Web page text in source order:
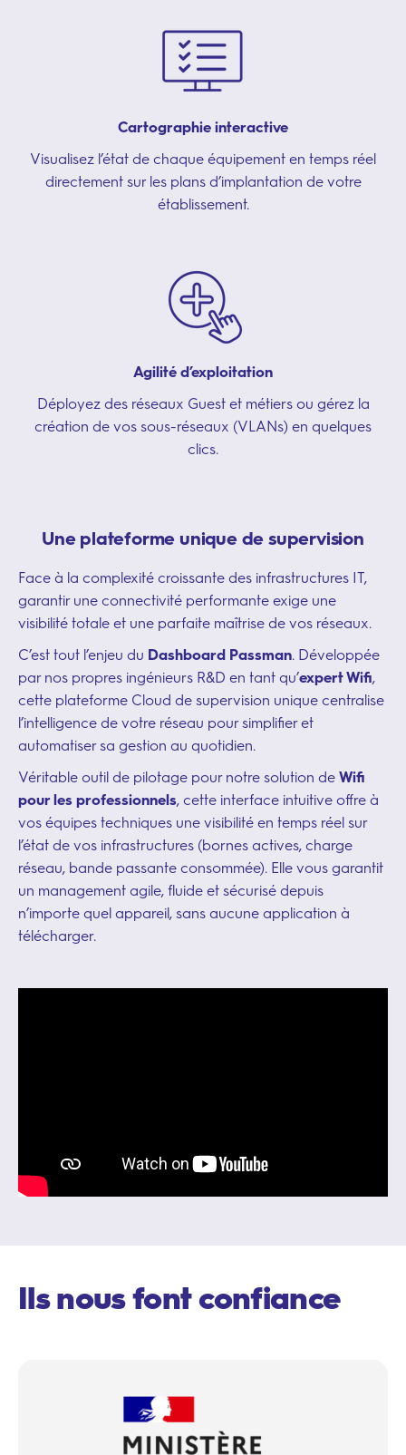
Cartographie interactive
Visualisez l’état de chaque équipement en temps réel
directement sur les plans d’implantation de votre
établissement.
Agilité d’exploitation
Déployez des réseaux Guest et métiers ou gérez la
création de vos sous-réseaux (VLANs) en quelques
clics.
Une plateforme unique de supervision
Face à la complexité croissante des infrastructures IT,
garantir une connectivité performante exige une
visibilité totale et une parfaite maîtrise de vos réseaux.
C’est tout l’enjeu du Dashboard Passman. Développée
par nos propres ingénieurs R&D en tant qu’expert Wifi,
cette plateforme Cloud de supervision unique centralise
l’intelligence de votre réseau pour simplifier et
automatiser sa gestion au quotidien.
Véritable outil de pilotage pour notre solution de Wifi
pour les professionnels, cette interface intuitive offre à
vos équipes techniques une visibilité en temps réel sur
l’état de vos infrastructures (bornes actives, charge
réseau, bande passante consommée). Elle vous garantit
un management agile, fluide et sécurisé depuis
n’importe quel appareil, sans aucune application à
télécharger.
Ils nous font confiance